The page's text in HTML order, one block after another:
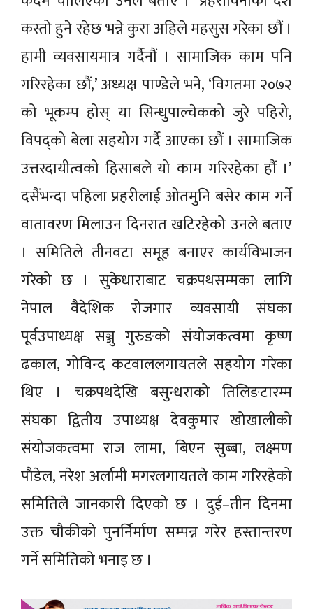
कस्तो हुने रहेछ भन्ने कुरा अहिले महसुस गरेका छौं ।
हामी व्यवसायमात्र गर्दैनौं । सामाजिक काम पनि
गरिरहेका छौं,’ अध्यक्ष पाण्डेले भने, ‘विगतमा २०७२
को भूकम्प होस् या सिन्धुपाल्चेकको जुरे पहिरो,
विपद्को बेला सहयोग गर्दै आएका छौं । सामाजिक
उत्तरदायीत्वको हिसाबले यो काम गरिरहेका हौं ।’
दसैंभन्दा पहिला प्रहरीलाई ओतमुनि बसेर काम गर्ने
वातावरण मिलाउन दिनरात खटिरहेको उनले बताए
। समितिले तीनवटा समूह बनाएर कार्यविभाजन
गरेको छ । सुकेधाराबाट चक्रपथसम्मका लागि
नेपाल वैदेशिक रोजगार व्यवसायी संघका
पूर्वउपाध्यक्ष सञ्जु गुरुङको संयोजकत्वमा कृष्ण
ढकाल, गोविन्द कटवाललगायतले सहयोग गरेका
थिए । चक्रपथदेखि बसुन्धराको तिलिङटारम्म
संघका द्वितीय उपाध्यक्ष देवकुमार खोखालीको
संयोजकत्वमा राज लामा, बिएन सुब्बा, लक्ष्मण
पौडेल, नरेश अर्लामी मगरलगायतले काम गरिरहेको
समितिले जानकारी दिएको छ । दुई–तीन दिनमा
उक्त चौकीको पुनर्निर्माण सम्पन्न गरेर हस्तान्तरण
गर्ने समितिको भनाइ छ ।